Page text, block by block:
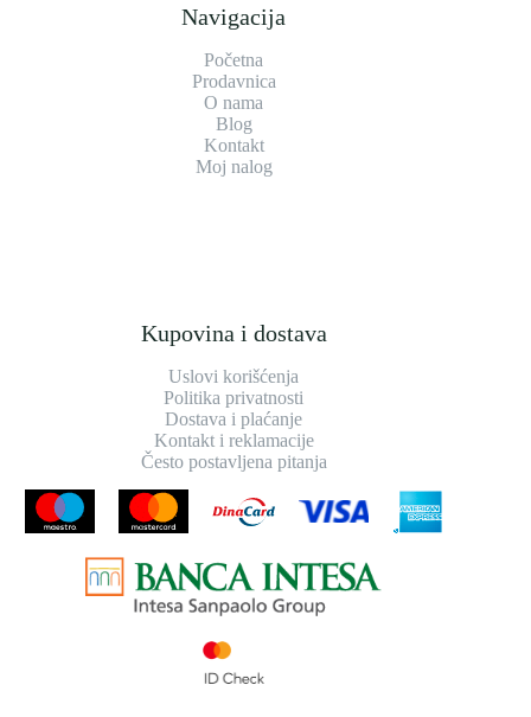
Navigacija
Početna
Prodavnica
O nama
Blog
Kontakt
Moj nalog
Kupovina i dostava
Uslovi korišćenja
Politika privatnosti
Dostava i plaćanje
Kontakt i reklamacije
Često postavljena pitanja